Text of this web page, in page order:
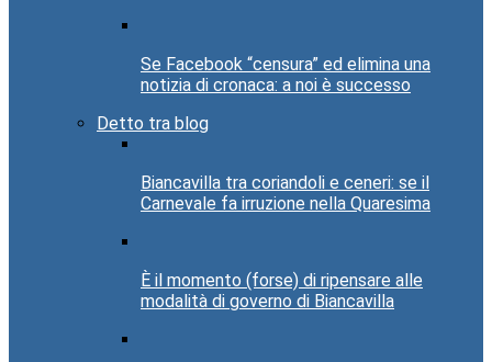
Se Facebook “censura” ed elimina una
notizia di cronaca: a noi è successo
Detto tra blog
Biancavilla tra coriandoli e ceneri: se il
Carnevale fa irruzione nella Quaresima
È il momento (forse) di ripensare alle
modalità di governo di Biancavilla